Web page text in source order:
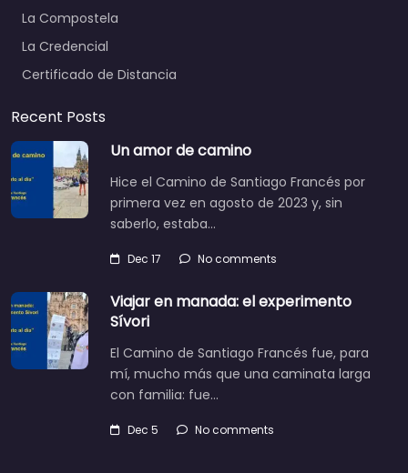
La Compostela
La Credencial
Certificado de Distancia
Recent Posts
Un amor de camino
Hice el Camino de Santiago Francés por
primera vez en agosto de 2023 y, sin
saberlo, estaba…
Dec 17 No comments
Viajar en manada: el experimento
Sívori
El Camino de Santiago Francés fue, para
mí, mucho más que una caminata larga
con familia: fue…
Dec 5 No comments